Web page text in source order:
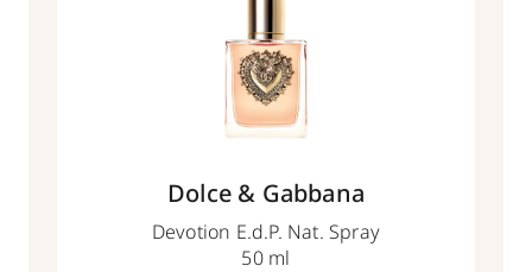
Dolce & Gabbana
Devotion E.d.P. Nat. Spray
50 ml